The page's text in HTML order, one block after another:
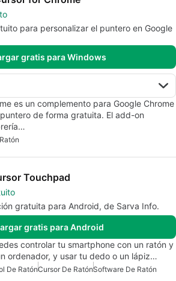
para personalizar el puntero en Google
gratis para Windows
es un complemento para Google Chrome
de forma gratuita. El add-on
Touchpad
gratuita para Android, de Sarva Info.
gratis para Android
controlar tu smartphone con un ratón y
ordenador, y usar tu dedo o un lápiz…
De RatónCursor De RatónSoftware De Ratón